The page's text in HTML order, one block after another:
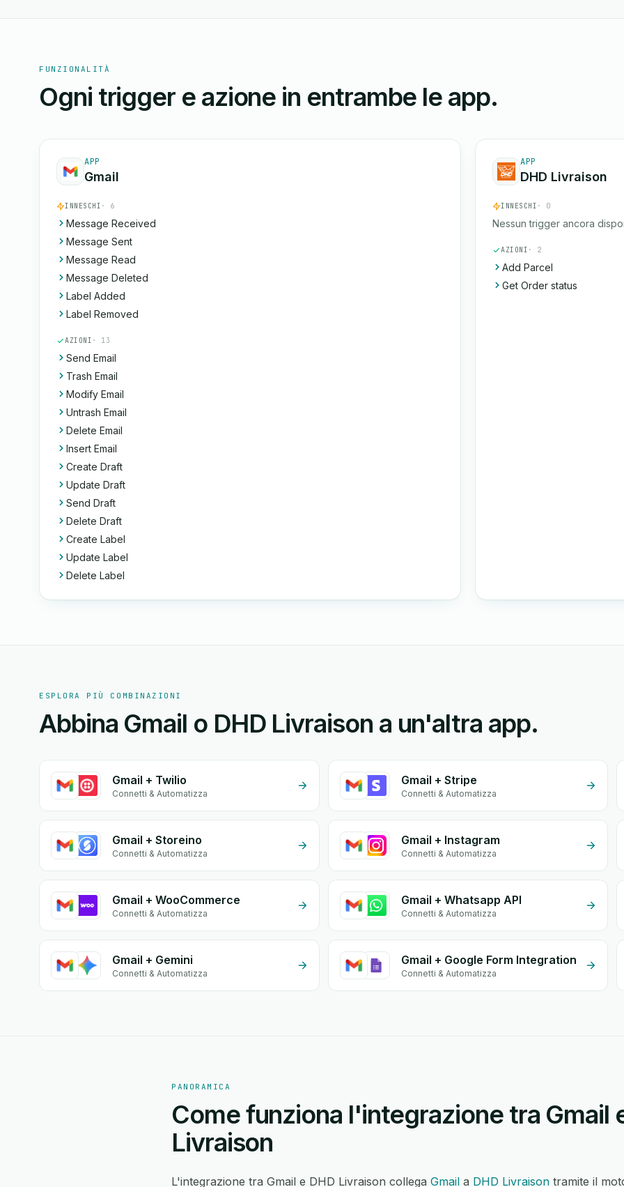
FUNZIONALITÀ
Ogni trigger e azione in entrambe le app.
APP
Gmail
INNESCHI · 6
Message Received
Message Sent
Message Read
Message Deleted
Label Added
Label Removed
AZIONI · 13
Send Email
Trash Email
Modify Email
Untrash Email
Delete Email
Insert Email
Create Draft
Update Draft
Send Draft
Delete Draft
Create Label
Update Label
Delete Label
APP
DHD Livraison
INNESCHI · 0
Nessun trigger ancora
AZIONI · 2
Add Parcel
Get Order status
ESPLORA PIÙ COMBINAZIONI
Abbina Gmail o DHD Livraison a un'altra app.
Gmail + Twilio
Connetti & Automatizza
Gmail + Stripe
Connetti & Automatizza
Gmail + Storeino
Connetti & Automatizza
Gmail + Instagram
Connetti & Automatizza
Gmail + WooCommerce
Connetti & Automatizza
Gmail + Whatsapp API
Connetti & Automatizza
Gmail + Gemini
Connetti & Automatizza
Gmail + Google Form Integration
Connetti & Automatizza
PANORAMICA
Come funziona l'integrazione tra Gmail
Livraison
L'integrazione tra Gmail e DHD Livraison collega Gmail a DHD Livraison tramite il